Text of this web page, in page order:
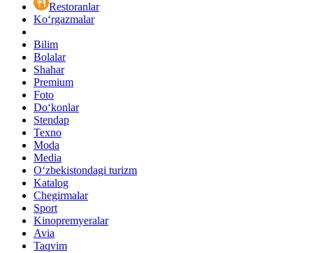
Restoranlar
Ko‘rgazmalar
Bilim
Bolalar
Shahar
Premium
Foto
Do‘konlar
Stendap
Texno
Moda
Media
O‘zbekistondagi turizm
Katalog
Chegirmalar
Sport
Kinopremyeralar
Avia
Taqvim